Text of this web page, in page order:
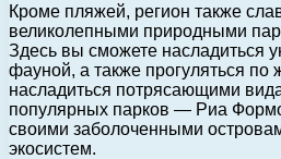
Кроме пляжей, регион также
великолепными природными
Здесь вы сможете насладиться
фауной, а также прогуляться
насладиться потрясающими
популярных парков — Риа
своими заболоченными
экосистем.